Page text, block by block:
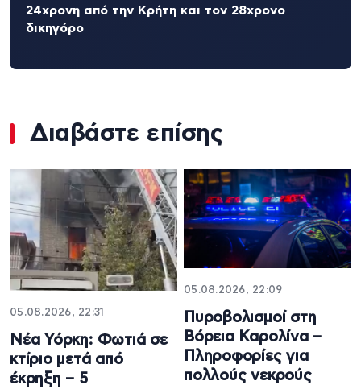
24χρονη από την Κρήτη και τον 28χρονο
δικηγόρο
Διαβάστε επίσης
05.08.2026, 22:31
Νέα Υόρκη: Φωτιά σε
κτίριο μετά από
έκρηξη – 5
05.08.2026, 22:09
Πυροβολισμοί στη
Βόρεια Καρολίνα –
Πληροφορίες για
πολλούς νεκρούς